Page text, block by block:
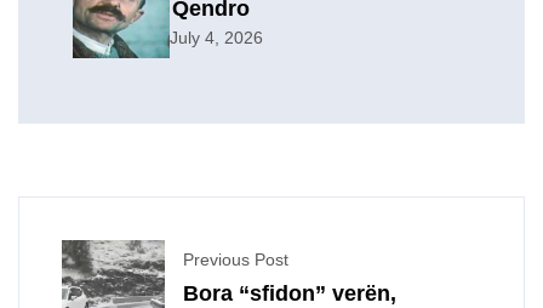
Qendro
July 4, 2026
Previous Post
Bora “sfidon” verën,